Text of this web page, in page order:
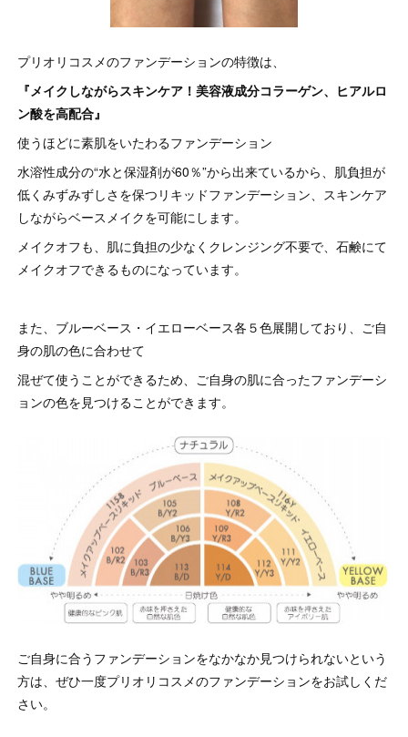
プリオリコスメのファンデーションの特徴は、
『メイクしながらスキンケア！ 美容液成分コラーゲン、ヒアルロ
ン酸を高配合』
使うほどに素肌をいたわるファンデーション
水溶性成分の“水と保湿剤が60％”から出来ているから、肌負担が
低くみずみずしさを保つリキッドファンデーション、スキンケア
しながらベースメイクを可能にします。
メイクオフも、肌に負担の少なくクレンジング不要で、石鹸にて
メイクオフできるものになっています。
また、ブルーベース・イエローベース各５色展開しており、ご自
身の肌の色に合わせて
混ぜて使うことができるため、ご自身の肌に合ったファンデーシ
ョンの色を見つけることができます。
ご自身に合うファンデーションをなかなか見つけられないという
方は、ぜひ一度プリオリコスメのファンデーションをお試しくだ
さい。